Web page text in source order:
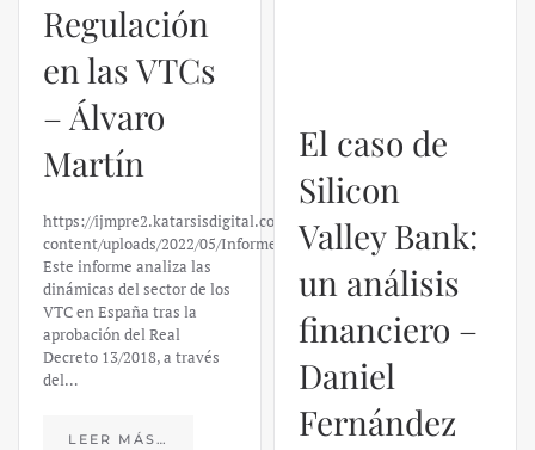
Regulación
en las VTCs
– Álvaro
Martín
https://ijmpre2.katarsisdigital.com/wp-
content/uploads/2022/05/Informe_sobre_las_VTC.pdf
Este informe analiza las
dinámicas del sector de los
VTC en España tras la
aprobación del Real
Decreto 13/2018, a través
del…
LEER MÁS…
un análisis
financiero –
Daniel
Fernández
https://
content/uploads/2023/03/caso-
silicon-valley-ufm-market-
trends.pdf El último